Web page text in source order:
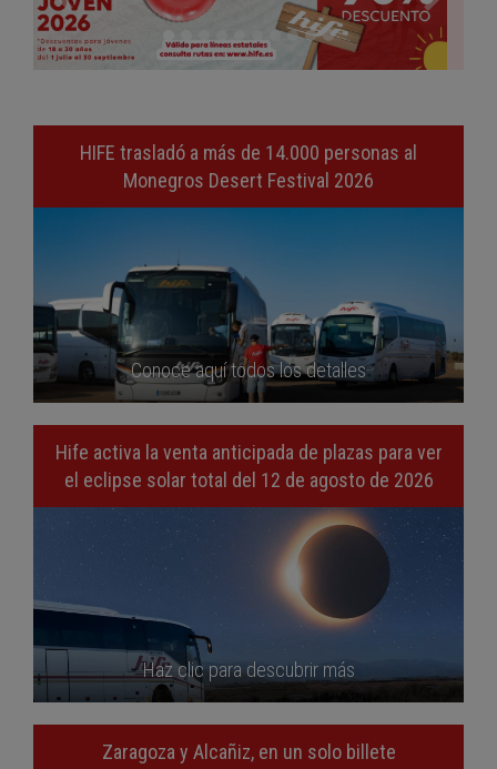
HIFE trasladó a más de 14.000 personas al
Monegros Desert Festival 2026
Conoce aquí todos los detalles
Hife activa la venta anticipada de plazas para ver
el eclipse solar total del 12 de agosto de 2026
Haz clic para descubrir más
Zaragoza y Alcañiz, en un solo billete